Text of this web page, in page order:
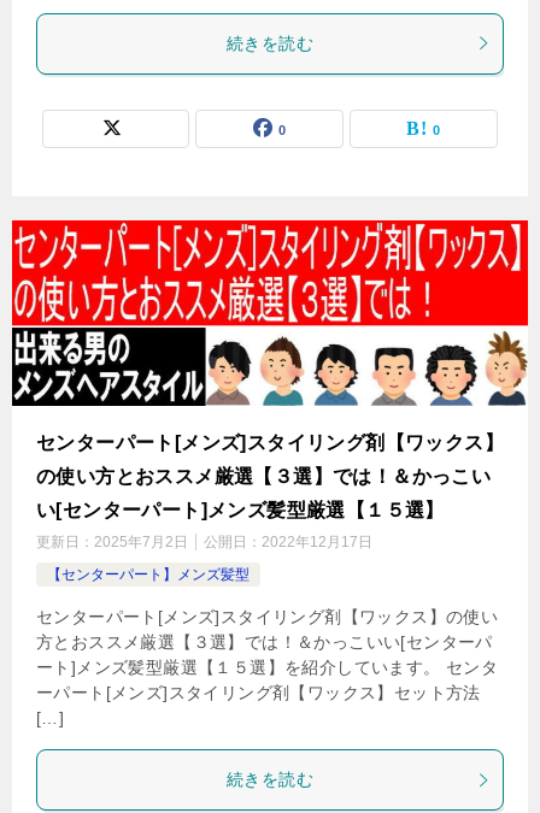
続きを読む
0 0
センターパート[メンズ]スタイリング剤【ワックス】
の使い方とおススメ厳選【３選】では！＆かっこい
い[センターパート]メンズ髪型厳選【１５選】
更新日： 2025年7月2日 公開日： 2022年12月17日
【センターパート】メンズ髪型
センターパート[メンズ]スタイリング剤【ワックス】の使い
方とおススメ厳選【３選】では！＆かっこいい[センターパ
ート]メンズ髪型厳選【１５選】を紹介しています。 センタ
ーパート[メンズ]スタイリング剤【ワックス】セット方法
[…]
続きを読む